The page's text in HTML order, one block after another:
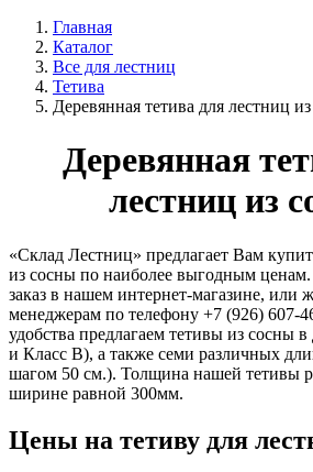
Главная
Каталог
Все для лестниц
Тетива
Деревянная тетива для лестниц
Деревянная
лестниц из
«Склад Лестниц» предлагает Вам
из сосны по наиболее выгодным
заказ в нашем интернет-магазине, или
менеджерам по телефону +7 (926) 607-
удобства предлагаем тетивы из сосны
и Класс В), а также семи различных
шагом 50 см.). Толщина нашей тетивы
ширине равной 300мм.
Цены на тетиву для